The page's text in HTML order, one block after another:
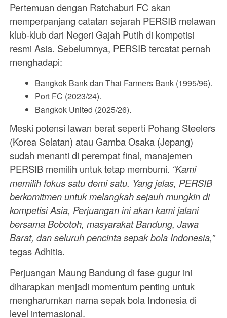
Pertemuan dengan Ratchaburi FC akan
memperpanjang catatan sejarah PERSIB melawan
klub-klub dari Negeri Gajah Putih di kompetisi
resmi Asia. Sebelumnya, PERSIB tercatat pernah
menghadapi:
Bangkok Bank dan Thai Farmers Bank (1995/96).
Port FC (2023/24).
Bangkok United (2025/26).
Meski potensi lawan berat seperti Pohang Steelers
(Korea Selatan) atau Gamba Osaka (Jepang)
sudah menanti di perempat final, manajemen
PERSIB memilih untuk tetap membumi. “Kami
memilih fokus satu demi satu. Yang jelas, PERSIB
berkomitmen untuk melangkah sejauh mungkin di
kompetisi Asia, Perjuangan ini akan kami jalani
bersama Bobotoh, masyarakat Bandung, Jawa
Barat, dan seluruh pencinta sepak bola Indonesia,”
tegas Adhitia.
Perjuangan Maung Bandung di fase gugur ini
diharapkan menjadi momentum penting untuk
mengharumkan nama sepak bola Indonesia di
level internasional.